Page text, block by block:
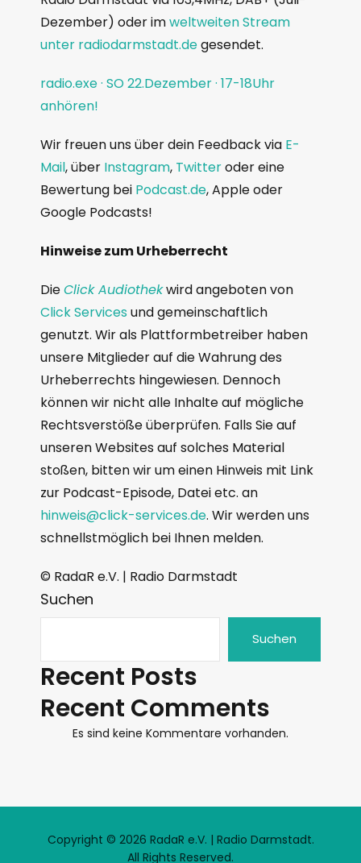
Dezember) oder imweltweiten Stream
unter radiodarmstadt.degesendet.
radio.exe · SO 22.Dezember · 17-18Uhr
anhören!
Wir freuen uns über dein Feedback via E-
Mail, über Instagram, Twitteroder eine
Bewertung bei Podcast.de, Apple oder
Google Podcasts!
Hinweise zum Urheberrecht
DieClick Audiothekwird angeboten von
Click Servicesund gemeinschaftlich
genutzt. Wir als Plattformbetreiber haben
unsere Mitglieder auf die Wahrung des
Urheberrechts hingewiesen. Dennoch
können wir nicht alle Inhalte auf mögliche
Rechtsverstöße überprüfen. Falls Sie auf
unseren Websites auf solches Material
stoßen, bitten wir um einen Hinweis mit Link
zur Podcast-Episode, Datei etc. an
hinweis@click-services.de. Wir werden uns
schnellstmöglich bei Ihnen melden.
© RadaR e.V. | Radio Darmstadt
Suchen
Suchen
Recent Posts
Recent Comments
Es sind keine Kommentare vorhanden.
Copyright © 2026 RadaR e.V. | Radio Darmstadt.
All Rights Reserved.